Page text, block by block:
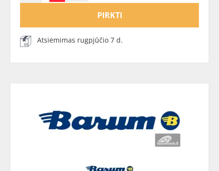
PIRKTI
Atsiėmimas rugpjūčio 7 d.